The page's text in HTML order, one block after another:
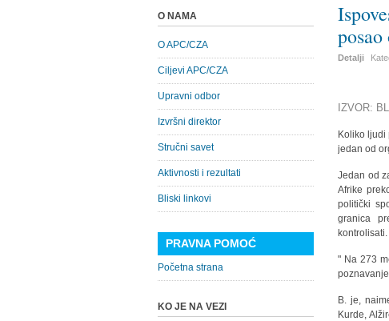
Detalji
IZVOR:
Koliko ljudi
jedan od
Jedan od
Afrike
politički
granica
kontrolisati.
" Na 273
B. je,
Kurde,
O NAMA
O APC/CZA
Ciljevi APC/CZA
Upravni odbor
Izvršni direktor
Stručni savet
Aktivnosti i rezultati
Bliski linkovi
PRAVNA POMOĆ
Početna strana
KO JE NA VEZI